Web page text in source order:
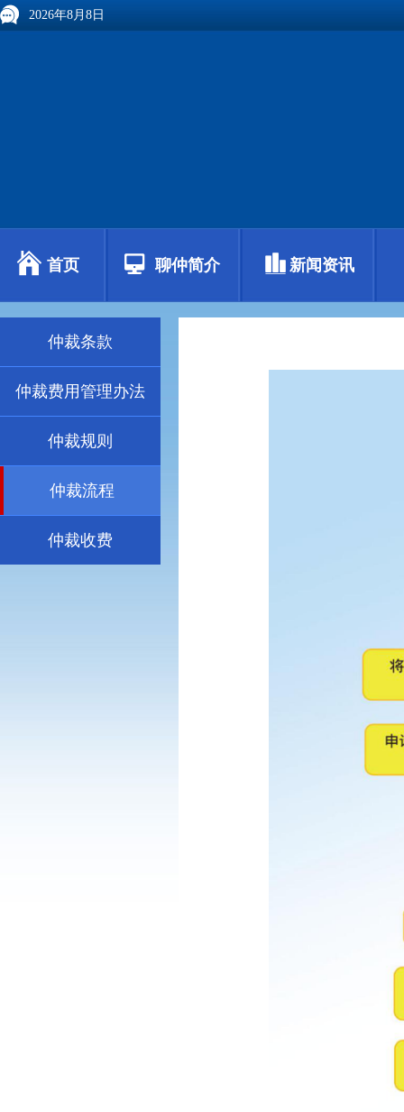
2026年8月8日
首页 聊仲简介 新闻资讯
仲裁条款
仲裁费用管理办法
仲裁规则
仲裁流程
仲裁收费